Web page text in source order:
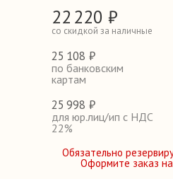
22 220 ₽
со скидкой за наличные
25 108 ₽
по банковским
картам
25 998 ₽
для юр.лиц/ип с НДС
22%
Обязательно
Оформите заказ